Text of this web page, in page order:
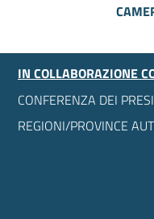
IN COLLABORAZIONE
CONFERENZA DEI
REGIONI/PROVINCE